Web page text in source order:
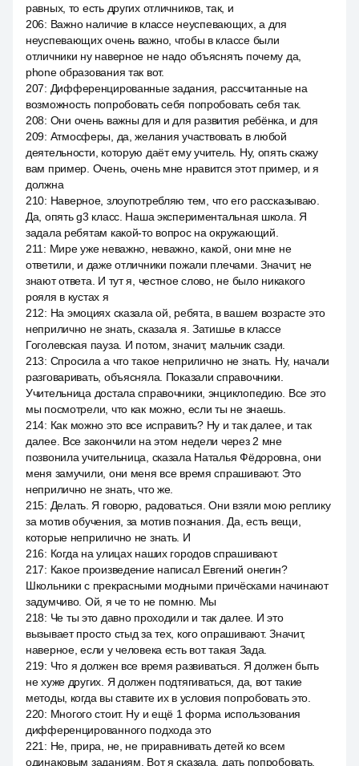
равных, то есть других отличников, так, и
206: Важно наличие в классе неуспевающих, а для
неуспевающих очень важно, чтобы в классе были
отличники ну наверное не надо объяснять почему да,
phone образования так вот.
207: Дифференцированные задания, рассчитанные на
возможность попробовать себя попробовать себя так.
208: Они очень важны для и для развития ребёнка, и для
209: Атмосферы, да, желания участвовать в любой
деятельности, которую даёт ему учитель. Ну, опять скажу
вам пример. Очень, очень мне нравится этот пример, и я
должна
210: Наверное, злоупотребляю тем, что его рассказываю.
Да, опять g3 класс. Наша экспериментальная школа. Я
задала ребятам какой-то вопрос на окружающий.
211 : Мире уже неважно, неважно, какой, они мне не
ответили, и даже отличники пожали плечами. Значит, не
знают ответа. И тут я, честное слово, не было никакого
рояля в кустах я
212: На эмоциях сказала ой, ребята, в вашем возрасте это
неприлично не знать, сказала я. Затишье в классе
Гоголевская пауза. И потом, значит, мальчик сзади.
213: Спросила а что такое неприлично не знать. Ну, начали
разговаривать, объясняла. Показали справочники.
Учительница достала справочники, энциклопедию. Все это
мы посмотрели, что как можно, если ты не знаешь.
214: Как можно это все исправить? Ну и так далее, и так
далее. Все закончили на этом недели через 2 мне
позвонила учительница, сказала Наталья Фёдоровна, они
меня замучили, они меня все время спрашивают. Это
неприлично не знать, что же.
215: Делать. Я говорю, радоваться. Они взяли мою реплику
за мотив обучения, за мотив познания. Да, есть вещи,
которые неприлично не знать. И
216: Когда на улицах наших городов спрашивают.
217: Какое произведение написал Евгений онегин?
Школьники с прекрасными модными причёсками начинают
задумчиво. Ой, я че то не помню. Мы
218: Че ты это давно проходили и так далее. И это
вызывает просто стыд за тех, кого опрашивают. Значит,
наверное, если у человека есть вот такая Зада.
219: Что я должен все время развиваться. Я должен быть
не хуже других. Я должен подтягиваться, да, вот такие
методы, когда вы ставите их в условия попробовать это.
220: Многого стоит. Ну и ещё 1 форма использования
дифференцированного подхода это
221 : Не, прира, не, не приравнивать детей ко всем
одинаковым заданиям. Вот я сказала, дать попробовать.